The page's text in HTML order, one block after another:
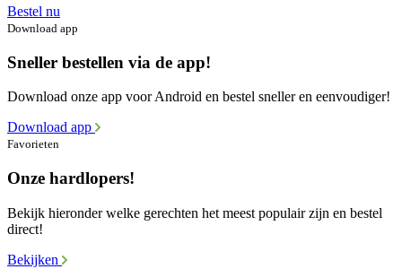
Bestel nu
Download app
Sneller bestellen via de app!
Download onze app voor Android en bestel sneller en eenvoudiger!
Download app
Favorieten
Onze hardlopers!
Bekijk hieronder welke gerechten het meest populair zijn en bestel
direct!
Bekijken